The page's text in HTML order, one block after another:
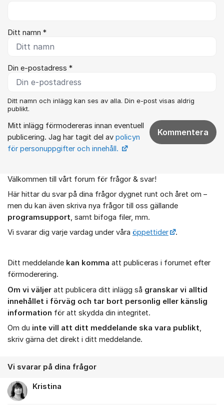
Ditt namn *
Din e-postadress *
Ditt namn och inlägg kan ses av alla. Din e-post visas aldrig
publikt.
Mitt inlägg förmodereras innan eventuell
publicering. Jag har tagit del av policyn
för personuppgifter och innehåll.
Kommentera
Om forumet
Välkommen till vårt forum för frågor & svar!
Här hittar du svar på dina frågor dygnet runt och året om –
men du kan även skriva nya frågor till oss gällande
programsupport, samt bifoga filer, mm.
Vi svarar dig varje vardag under våra öppettider .
Ditt meddelande kan komma att publiceras i forumet efter
förmoderering.
Om vi väljer att publicera ditt inlägg så granskar vi alltid
innehållet i förväg och tar bort personlig eller känslig
information för att skydda din integritet.
Om du inte vill att ditt meddelande ska vara publikt,
skriv gärna det direkt i ditt meddelande.
Vi svarar på dina frågor
Kristina